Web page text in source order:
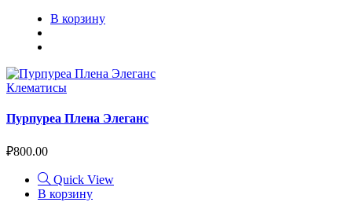
В корзину
Клематисы
Пурпуреа Плена Элеганс
₽800.00
Quick View
В корзину